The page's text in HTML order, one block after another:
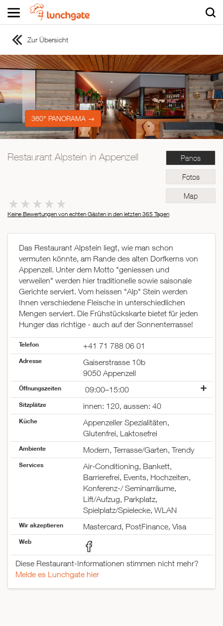
ZUR STARTSEITE
ZUR RESTAURANTSUCHE
Asiatisch
Italienisch
Französisch
Traditionell
Mexikanisch
Zur Übersicht
360° PANORAMA →
Panos
Fotos
Map
Restaurant Alpstein in Appenzell
Keine Bewertungen von echten Gästen in den letzten 365 Tagen
Das Restaurant Alpstein liegt, wie man schon
vermuten könnte, am Rande des alten Dorfkerns von
Appenzell. Unter dem Motto "geniessen und
verweilen" werden hier traditionelle sowie saisonale
Gerichte serviert. Vom heissen "Alp" Stein werden
Ihnen verschiedene Fleische in unterschiedlichen
Mengen serviert. Die Frühstückskarte bietet für jeden
Hunger das richtige - auch auf der Sonnenterrasse!
Telefon +41 71 788 06 01
Adresse
Gaiserstrasse 10b
9050 Appenzell
Öffnungszeiten
09:00–15:00
Montag
Mittwoch
Freitag
Sonntag
geschlossen
geschlossen
09:00–23:30
09:00–23:30
09:00–23:30
09:00–23:30
09:00–15:00
Sitzplätze innen: 120, aussen: 40
Küche
Appenzeller Spezialitäten,
Glutenfrei, Laktosefrei
Ambiente Modern, Terrasse/Garten, Trendy
Services
Air-Conditioning, Bankett,
Barrierefrei, Events, Hochzeiten,
Konferenz-/ Seminarräume,
Lift/Aufzug, Parkplatz,
Spielplatz/Spielecke, WLAN
Wir akzeptieren Mastercard, PostFinance, Visa
Web
Diese Restaurant-Informationen stimmen nicht mehr?
Melde es Lunchgate hier